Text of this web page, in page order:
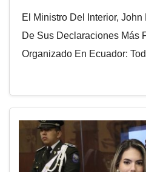
El Ministro Del Interior,
De Sus Declaraciones Más
Organizado En Ecuador: